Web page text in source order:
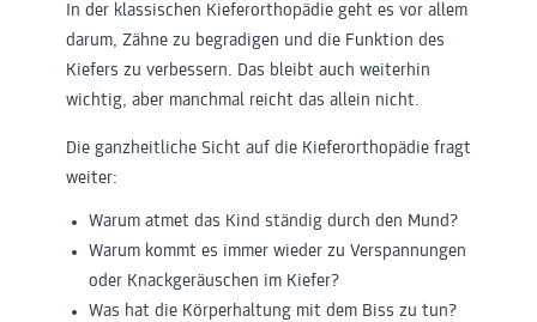
In der klassischen Kieferorthopädie geht es vor allem
darum, Zähne zu begradigen und die Funktion des
Kiefers zu verbessern. Das bleibt auch weiterhin
wichtig, aber manchmal reicht das allein nicht.
Die ganzheitliche Sicht auf die Kieferorthopädie fragt
weiter:
Warum atmet das Kind ständig durch den Mund?
Warum kommt es immer wieder zu Verspannungen
oder Knackgeräuschen im Kiefer?
Was hat die Körperhaltung mit dem Biss zu tun?